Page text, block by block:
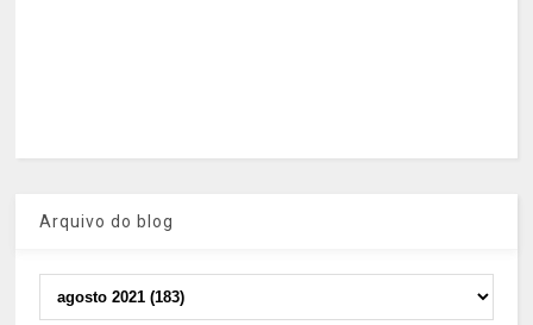
Arquivo do blog